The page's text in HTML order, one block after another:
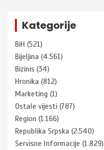
Kategorije
BiH (521)
Bijeljina (4.561)
Bizinis (34)
Hronika (812)
Marketing (1)
Ostale vijesti (787)
Region (1.166)
Republika Srpska (2.540)
Servisne Informacije (1.829)